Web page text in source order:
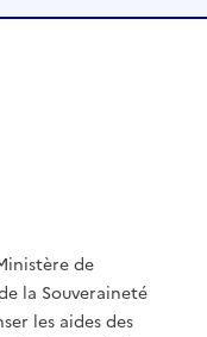
de
la Souveraineté
les aides des